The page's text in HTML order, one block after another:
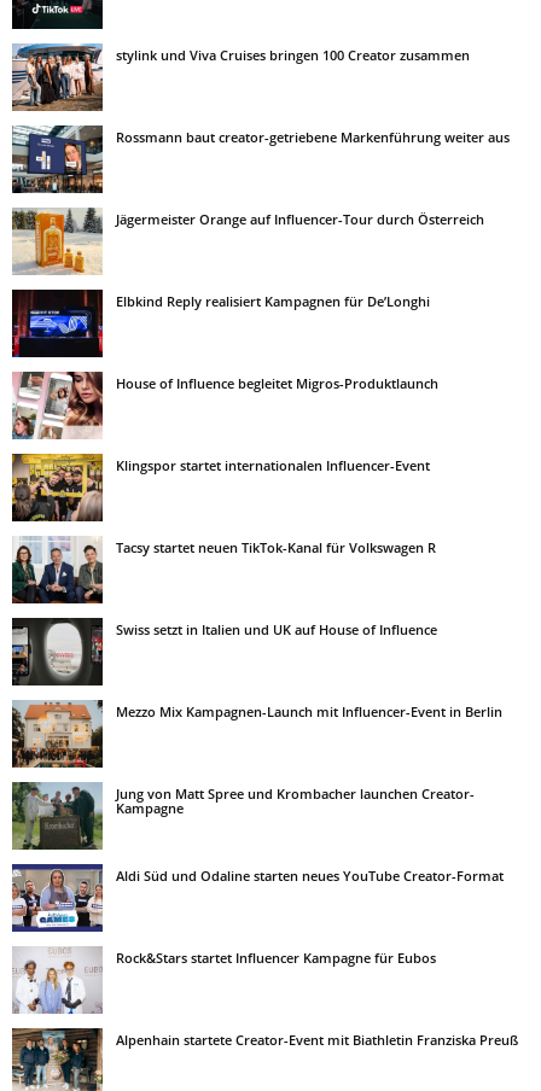
stylink und Viva Cruises bringen 100 Creator zusammen
Rossmann baut creator-getriebene Markenführung weiter aus
Jägermeister Orange auf Influencer-Tour durch Österreich
Elbkind Reply realisiert Kampagnen für De’Longhi
House of Influence begleitet Migros-Produktlaunch
Klingspor startet internationalen Influencer-Event
Tacsy startet neuen TikTok-Kanal für Volkswagen R
Swiss setzt in Italien und UK auf House of Influence
Mezzo Mix Kampagnen-Launch mit Influencer-Event in Berlin
Jung von Matt Spree und Krombacher launchen Creator-
Kampagne
Aldi Süd und Odaline starten neues YouTube Creator-Format
Rock&Stars startet Influencer Kampagne für Eubos
Alpenhain startete Creator-Event mit Biathletin Franziska Preuß